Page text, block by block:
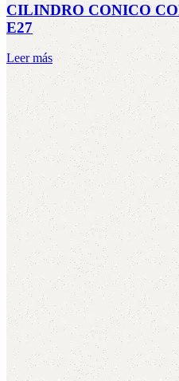
CILINDRO CONICO
E27
Leer más